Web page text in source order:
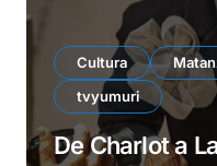
Cultura
tvyumuri
De Charlot a